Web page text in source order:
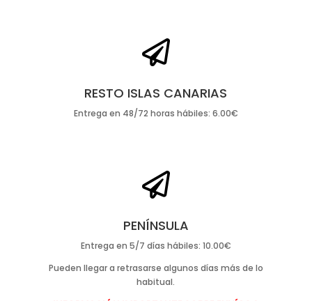

RESTO ISLAS CANARIAS
Entrega en 48/72 horas hábiles: 6.00€

PENÍNSULA
Entrega en 5/7 días hábiles: 10.00€
Pueden llegar a retrasarse algunos días más de lo
habitual.